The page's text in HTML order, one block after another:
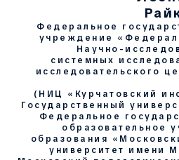
Федеральное
учреждение
Научно-
системных
исследовательского
(НИЦ «Курчатовский
Государственный
Федеральное
образовательное
образования
университет имени